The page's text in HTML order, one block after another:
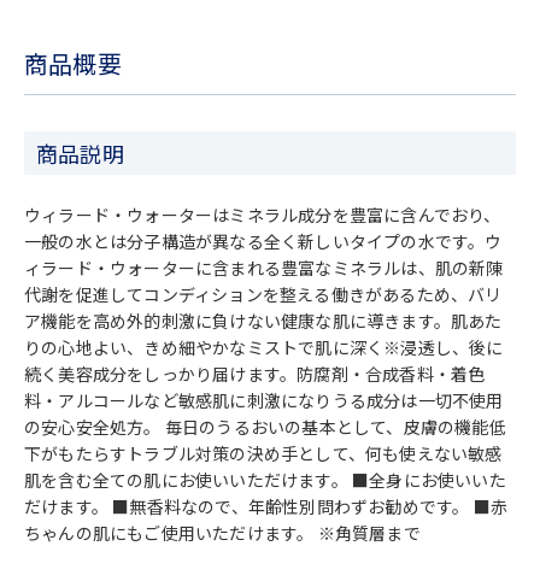
商品概要
商品説明
ウィラード・ウォーターはミネラル成分を豊富に含んでおり、
一般の水とは分子構造が異なる全く新しいタイプの水です。ウ
ィラード・ウォーターに含まれる豊富なミネラルは、肌の新陳
代謝を促進してコンディションを整える働きがあるため、バリ
ア機能を高め外的刺激に負けない健康な肌に導きます。肌あた
りの心地よい、きめ細やかなミストで肌に深く※浸透し、後に
続く美容成分をしっかり届けます。防腐剤・合成香料・着色
料・アルコールなど敏感肌に刺激になりうる成分は一切不使用
の安心安全処方。 毎日のうるおいの基本として、皮膚の機能低
下がもたらすトラブル対策の決め手として、何も使えない敏感
肌を含む全ての肌にお使いいただけます。 ■全身にお使いいた
だけます。 ■無香料なので、年齢性別問わずお勧めです。 ■赤
ちゃんの肌にもご使用いただけます。 ※角質層まで